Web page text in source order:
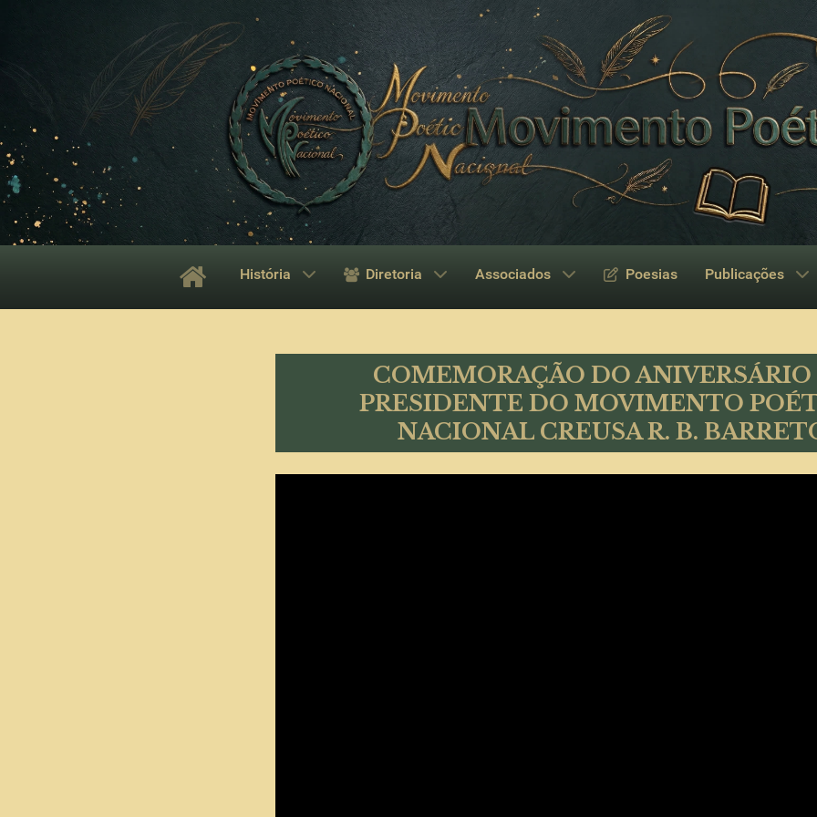
História Diretoria Associados Poesias Publicações
COMEMORAÇÃO DO ANIVERSÁRIO
PRESIDENTE DO MOVIMENTO
NACIONAL CREUSA R. B.